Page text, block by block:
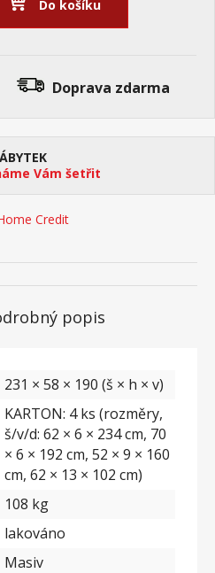
Do košíku
Doprava zdarma
Vám šetřit
Credit
popis
231 × 58 × 190 (š × h × v)
KARTON: 4 ks (rozměry,
š/v/d: 62 × 6 × 234 cm, 70
× 6 × 192 cm, 52 × 9 × 160
cm, 62 × 13 × 102 cm)
108 kg
lakováno
Masiv